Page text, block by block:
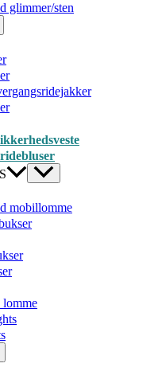
glimmer/sten
mobillomme
lomme